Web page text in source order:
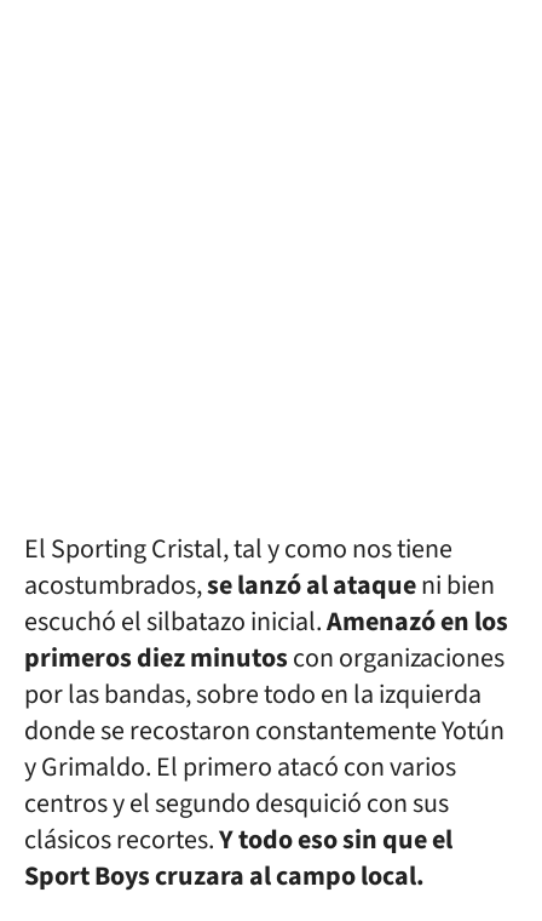
El Sporting Cristal, tal y como nos tiene
acostumbrados,se lanzó al ataqueni bien
escuchó el silbatazo inicial.Amenazó en los
primeros diez minutoscon organizaciones
por las bandas, sobre todo en la izquierda
donde se recostaron constantemente Yotún
y Grimaldo. El primero atacó con varios
centros y el segundo desquició con sus
clásicos recortes.Y todo eso sin que el
Sport Boys cruzara al campo local.